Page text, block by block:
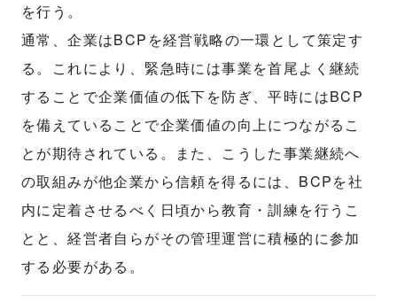
を行う。
通常、企業はBCPを経営戦略の一環として策定す
る。これにより、緊急時には事業を首尾よく継続
することで企業価値の低下を防ぎ、平時にはBCP
を備えていることで企業価値の向上につながるこ
とが期待されている。また、こうした事業継続へ
の取組みが他企業から信頼を得るには、BCPを社
内に定着させるべく日頃から教育・訓練を行うこ
とと、経営者自らがその管理運営に積極的に参加
する必要がある。